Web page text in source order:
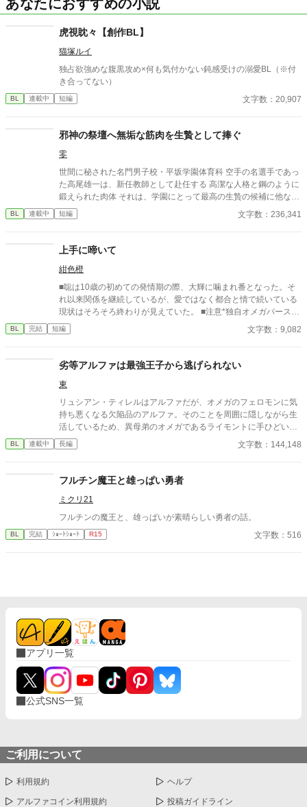
あなたにおすすめの小説
虎視眈々【創作BL】
猫塚ルイ
独占欲強めな腹黒攻め×何も気付かない鈍感受けの溺愛BL（※付
き合ってない）
BL 連載中 短編 文字数：20,907
邪神の祭壇へ無垢な筋肉を生贄として捧ぐ
零
世間に秘された名門男子校・平坂学園体育科 空手の名選手であっ
た高尾雄一は、新任教師として赴任する 高潔な人格と鋼のように
鍛えられた肉体 それは、学園にとって最高の生贄の候補に他なら
なかった 至高の筋肉を持つ、精神を削られ意志をなくした青年を
太古の神に捧げるため、“水”、“風”、“土”の信奉者達が暗躍する 意
校で繰り広げられるダークファンタジー
BL 連載中 短編 文字数：236,341
上手に啼いて
紺色橙
■聡は10歳の初めての発情期の際、大輝に噛まれ番となった。そ
れ以来関係を継続しているが、愛ではなく都合と情で続いている
現状はそろそろ終わりが見えていた。 ■注意*独自オメガバース設
定。■『それは愛か本能か』と同じ世界設定です。関係は一切な
し。
BL 完結 短編 文字数：9,082
劣等アルファは最強王子から逃げられない
東
リュシアン・ティレルはアルファだが、オメガのフェロモンに気
持ち悪くなる欠陥品のアルファ。そのことを周囲に隠しながら生
活しているため、異母弟のオメガであるライモントに手ひどい態
度をとってしまい、世間からの評判は悪い。 ある日、気分の悪さ
に逃げ込んだ先で、ひとりの王子につかまる・・・という話で
BL 連載中 長編 文字数：144,148
フルチン魔王と雄っぱい勇者
ミクリ21
フルチンの魔王と、雄っぱいが素晴らしい勇者の話。
BL 完結 ｼｮｰﾄｼｮｰﾄ R15 文字数：516
アプリ一覧
公式SNS一覧
ご利用について
利用規約 ヘルプ
アルファコイン利用規約 投稿ガイドライン